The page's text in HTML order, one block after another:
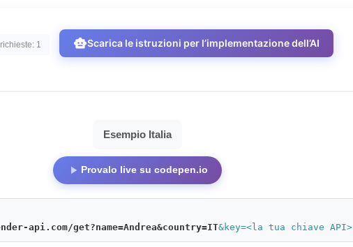
1 smart_toyScarica le istruzioni per l’implementazione dell’AI
Esempio Italia
play_arrow Provalo live su codepen.io
api.com/get?name=Andrea&country=IT&key=<la tua chiave API>